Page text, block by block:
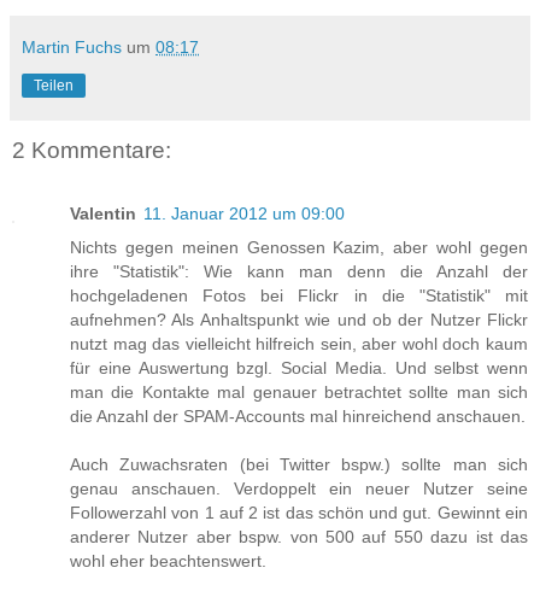
Martin Fuchs um 08:17
Teilen
2 Kommentare:
Valentin 11. Januar 2012 um 09:00
Nichts gegen meinen Genossen Kazim, aber wohl gegen
ihre "Statistik": Wie kann man denn die Anzahl der
hochgeladenen Fotos bei Flickr in die "Statistik" mit
aufnehmen? Als Anhaltspunkt wie und ob der Nutzer Flickr
nutzt mag das vielleicht hilfreich sein, aber wohl doch kaum
für eine Auswertung bzgl. Social Media. Und selbst wenn
man die Kontakte mal genauer betrachtet sollte man sich
die Anzahl der SPAM-Accounts mal hinreichend anschauen.
Auch Zuwachsraten (bei Twitter bspw.) sollte man sich
genau anschauen. Verdoppelt ein neuer Nutzer seine
Followerzahl von 1 auf 2 ist das schön und gut. Gewinnt ein
anderer Nutzer aber bspw. von 500 auf 550 dazu ist das
wohl eher beachtenswert.